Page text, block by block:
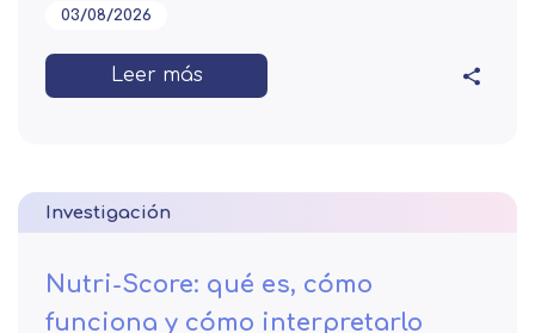
03/08/2026
Leer más
Investigación
Nutri-Score: qué es, cómo
funciona y cómo interpretarlo